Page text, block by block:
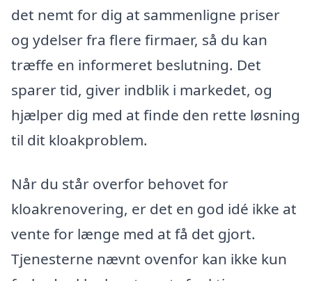
det nemt for dig at sammenligne priser
og ydelser fra flere firmaer, så du kan
træffe en informeret beslutning. Det
sparer tid, giver indblik i markedet, og
hjælper dig med at finde den rette løsning
til dit kloakproblem.
Når du står overfor behovet for
kloakrenovering, er det en god idé ikke at
vente for længe med at få det gjort.
Tjenesterne nævnt ovenfor kan ikke kun